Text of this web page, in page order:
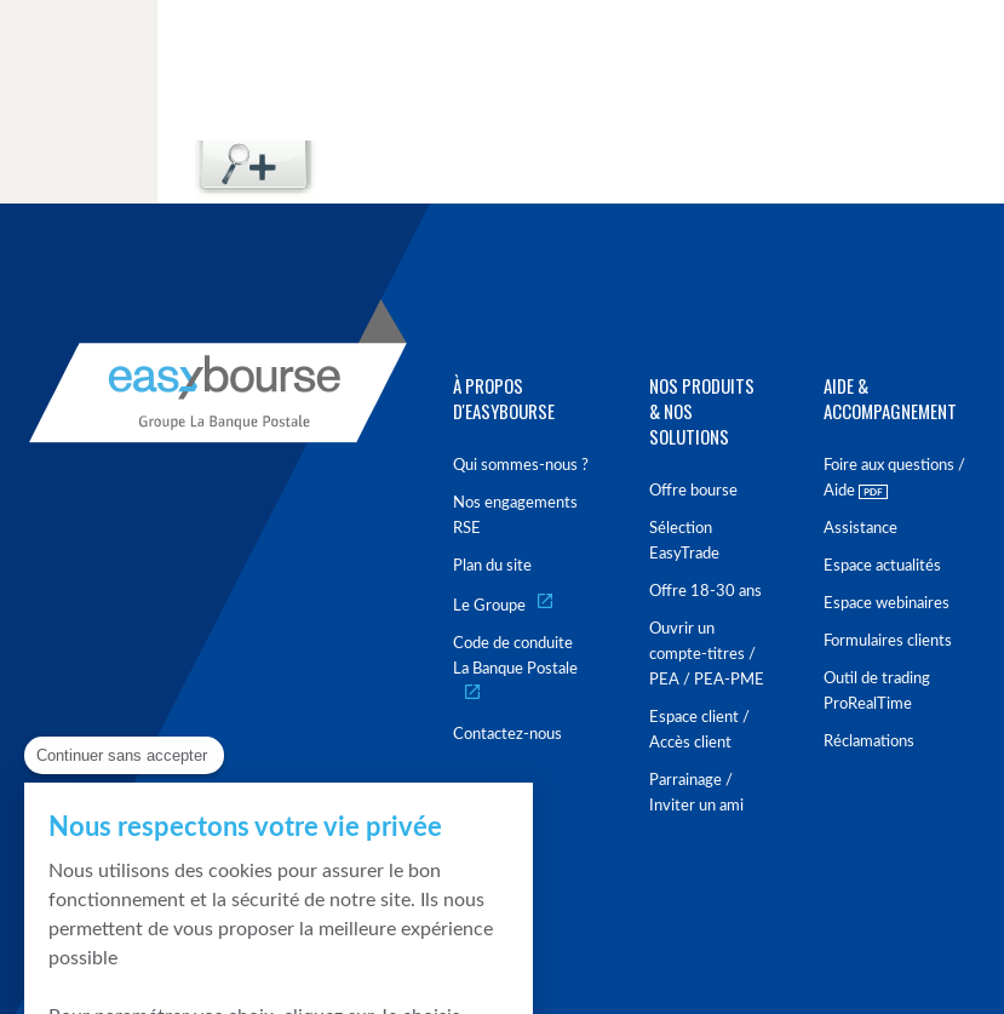
À PROPOS
D'EASYBOURSE
Qui sommes-nous ?
Nos engagements
RSE
Plan du site
Le Groupe
Code de conduite
La Banque Postale
Contactez-nous
NOS PRODUITS
& NOS
SOLUTIONS
Offre bourse
Sélection
EasyTrade
Offre 18-30 ans
Ouvrir un
compte-titres /
PEA / PEA-PME
Espace client /
Accès client
Parrainage /
Inviter un ami
AIDE &
ACCOMPAGNEMENT
Foire aux questions /
Aide
Assistance
Espace actualités
Espace webinaires
Formulaires clients
Outil de trading
ProRealTime
Réclamations
Continuer sans accepter
Nous respectons votre vie privée
Nous utilisons des cookies pour assurer le bon
fonctionnement et la sécurité de notre site. Ils nous
permettent de vous proposer la meilleure expérience
possible